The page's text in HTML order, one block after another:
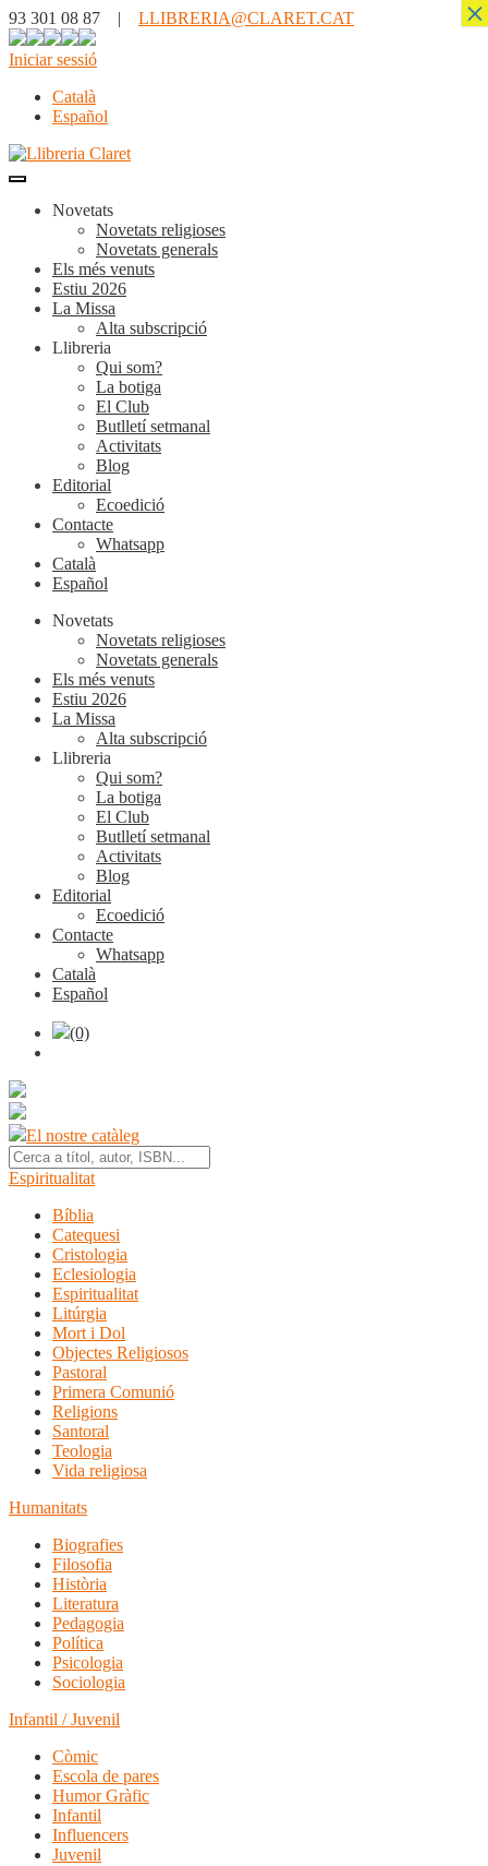
93 301 08 87 | LLIBRERIA@CLARET.CAT
Iniciar sessió
Català
Español
Novetats
Novetats religioses
Novetats generals
Els més venuts
Estiu 2026
La Missa
Alta subscripció
Llibreria
Qui som?
La botiga
El Club
Butlletí setmanal
Activitats
Blog
Editorial
Ecoedició
Contacte
Whatsapp
Català
Español
Novetats
Novetats religioses
Novetats generals
Els més venuts
Estiu 2026
La Missa
Alta subscripció
Llibreria
Qui som?
La botiga
El Club
Butlletí setmanal
Activitats
Blog
Editorial
Ecoedició
Contacte
Whatsapp
Català
Español
(0)
El nostre catàleg
Espiritualitat
Bíblia
Catequesi
Cristologia
Eclesiologia
Espiritualitat
Litúrgia
Mort i Dol
Objectes Religiosos
Pastoral
Primera Comunió
Religions
Santoral
Teologia
Vida religiosa
Humanitats
Biografies
Filosofia
Història
Literatura
Pedagogia
Política
Psicologia
Sociologia
Infantil / Juvenil
Còmic
Escola de pares
Humor Gràfic
Infantil
Influencers
Juvenil
×